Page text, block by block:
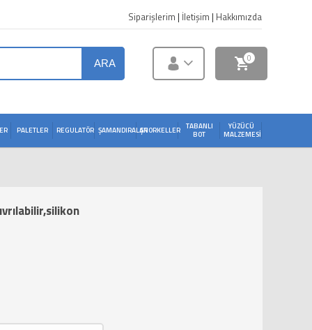
Siparişlerim | İletişim | Hakkımızda
ARA 0
PALETLER REGULATÖR ŞAMANDIRALARŞNORKELLER TABANLI
BOT
YÜZÜCÜ
MALZEMESI